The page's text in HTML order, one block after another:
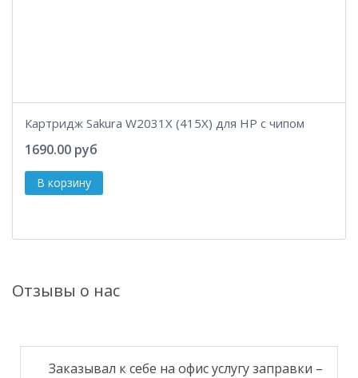
Картридж Sakura W2031X (415X) для HP с чипом
1690.00 руб
Отзывы о нас
Заказывал к себе на офис услугу заправки –